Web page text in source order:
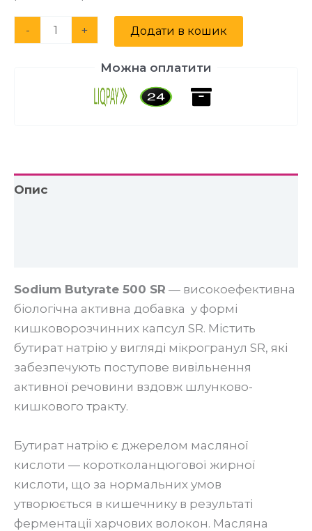
- + Додати в кошик
Можна оплатити
Опис
Sodium Butyrate 500 SR — високоефективна
біологічна активна добавка у формі
кишковорозчинних капсул SR. Містить
бутират натрію у вигляді мікрогранул SR, які
забезпечують поступове вивільнення
активної речовини вздовж шлунково-
кишкового тракту.
Бутират натрію є джерелом масляної
кислоти — коротколанцюгової жирної
кислоти, що за нормальних умов
утворюється в кишечнику в результаті
ферментації харчових волокон. Масляна